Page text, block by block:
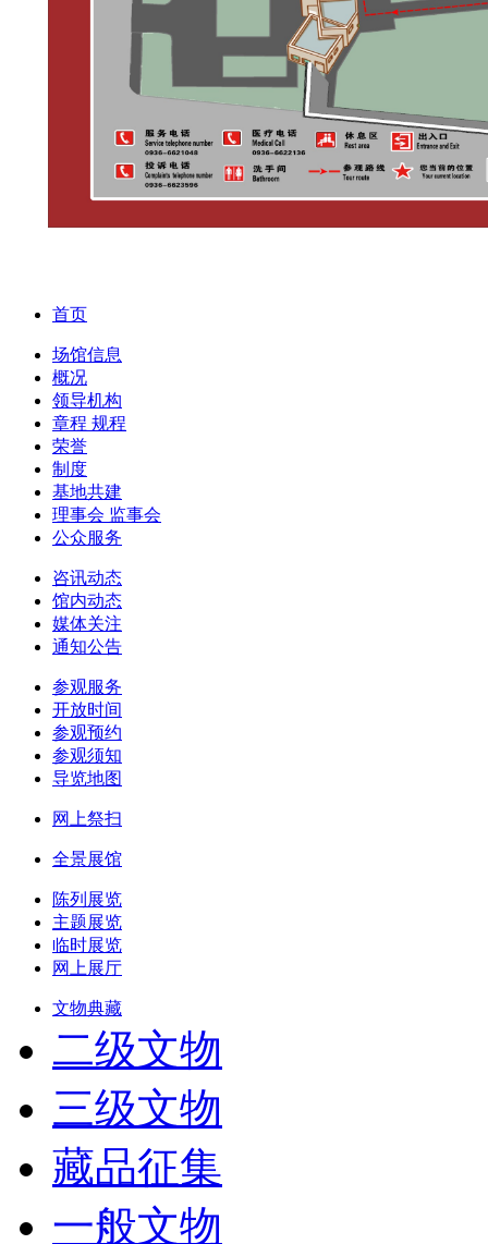
首页
场馆信息
概况
领导机构
章程 规程
荣誉
制度
基地共建
理事会 监事会
公众服务
咨讯动态
馆内动态
媒体关注
通知公告
参观服务
开放时间
参观预约
参观须知
导览地图
网上祭扫
全景展馆
陈列展览
主题展览
临时展览
网上展厅
文物典藏
二级文物
三级文物
藏品征集
一般文物